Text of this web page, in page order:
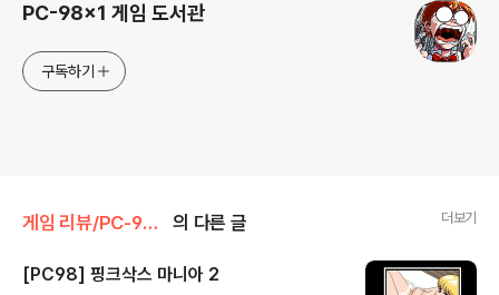
PC-98x1 게임 도서관
구독하기
게임 리뷰/PC-98x1 의 다른 글 더보기
[PC98] 핑크삭스 마니아 2